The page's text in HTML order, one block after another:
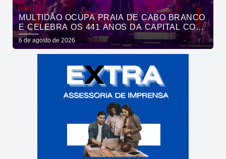
MULTIDÃO OCUPA PRAIA DE CABO BRANCO
E CELEBRA OS 441 ANOS DA CAPITAL COM
SHOWS DE ROUPA NOVA E FÁBIO JR
6 de agosto de 2026